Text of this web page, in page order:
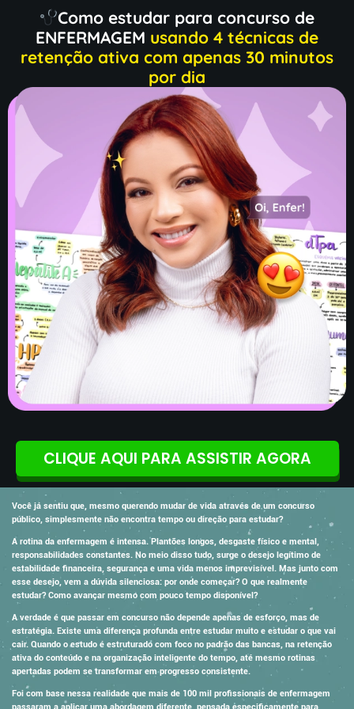
Como estudar para concurso de
ENFERMAGEM usando 4 técnicas de
retenção ativa com apenas 30 minutos
por dia
CLIQUE AQUI PARA ASSISTIR AGORA
Você já sentiu que, mesmo querendo mudar de vida através de um concurso
público, simplesmente não encontra tempo ou direção para estudar?
A rotina da enfermagem é intensa. Plantões longos, desgaste físico e mental,
responsabilidades constantes. No meio disso tudo, surge o desejo legítimo de
estabilidade financeira, segurança e uma vida menos imprevisível. Mas junto com
esse desejo, vem a dúvida silenciosa: por onde começar? O que realmente
estudar? Como avançar mesmo com pouco tempo disponível?
A verdade é que passar em concurso não depende apenas de esforço, mas de
estratégia. Existe uma diferença profunda entre estudar muito e estudar o que vai
cair. Quando o estudo é estruturado com foco no padrão das bancas, na retenção
ativa do conteúdo e na organização inteligente do tempo, até mesmo rotinas
apertadas podem se transformar em progresso consistente.
Foi com base nessa realidade que mais de 100 mil profissionais de enfermagem